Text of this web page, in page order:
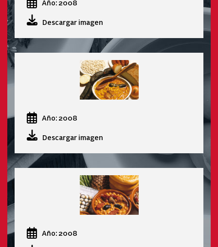
Año: 2008
Descargar imagen
Año: 2008
Descargar imagen
Año: 2008